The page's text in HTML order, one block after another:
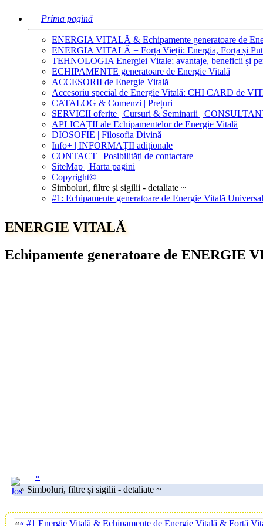
Prima pagină
ENERGIA VITALĂ & Echipamente generatoare de
ENERGIA VITALĂ = Forța Vieții: Energia, Forța și
TEHNOLOGIA Energiei Vitale; avantaje, beneficii și
ECHIPAMENTE generatoare de Energie Vitală
ACCESORII de Energie Vitală
Accesoriu special de Energie Vitală: CHI CARD de
CATALOG & Comenzi | Prețuri
SERVICII oferite | Cursuri & Seminarii |
APLICAȚII ale Echipamentelor de Energie Vitală
DIOSOFIE | Filosofia Divină
Info+ | INFORMAȚII adiționale
CONTACT | Posibilități de contactare
SiteMap | Harta pagini
Copyright©
Simboluri, filtre și sigilii - detaliate ~
#1: Echipamente generatoare de Energie Vitală
ENERGIE VITALĂ
Echipamente generatoare de ENERGIE
«
» Simboluri, filtre și sigilii - detaliate ~
«« #1 Energie Vitală & Echipamente de Energie Vitală & Forță